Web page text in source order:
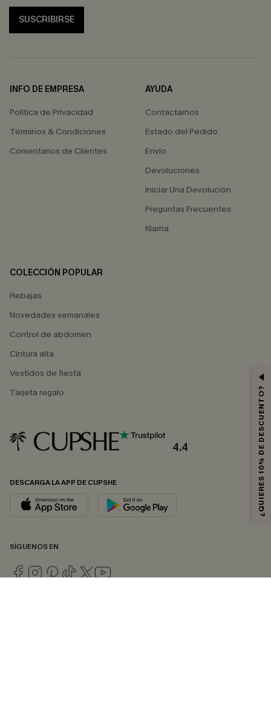
SUSCRIBIRSE
INFO DE EMPRESA
Política de Privacidad
Términos & Condiciones
Comentarios de Clientes
AYUDA
Contactarnos
Estado del Pedido
Envío
Devoluciones
Iniciar Una Devolución
Preguntas Frecuentes
Klarna
COLECCIÓN POPULAR
Rebajas
Novedades semanales
Control de abdomen
Cintura alta
Vestidos de fiesta
Tarjeta regalo
4.4
DESCARGA LA APP DE CUPSHE
SÍGUENOS EN
¿QUIERES 10% DE DESCUENTO?